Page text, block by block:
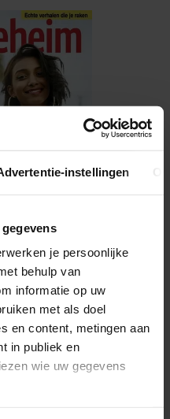
instellingen
je persoonlijke
behulp van
informatie op uw
met als doel
en content, metingen aan
in publiek en
wie uw gegevens
ligt nu in de winkel